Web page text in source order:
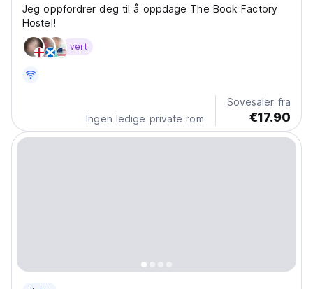
Jeg oppfordrer deg til å oppdage The Book Factory
Hostel!
vert
Ingen ledige private rom
Sovesaler fra
€17.90